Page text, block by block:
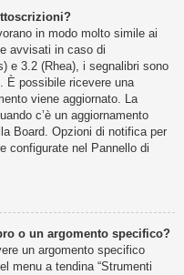
in modo molto simile ai
avvisati in caso di
e 3.2 (Rhea), i segnalibri sono
È possibile ricevere una
viene aggiornato. La
c’è un aggiornamento
Board. Opzioni di notifica per
configurate nel Pannello di
o un argomento specifico?
un argomento specifico
menu a tendina “Strumenti